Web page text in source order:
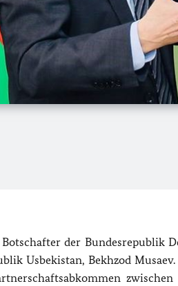
der Bundesrepublik
Usbekistan, Bekhzod